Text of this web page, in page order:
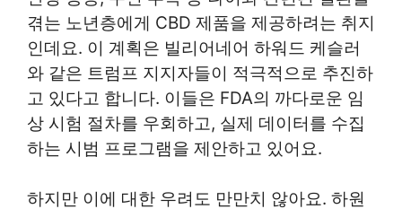
겪는 노년층에게 CBD 제품을 제공하려는 취지
인데요. 이 계획은 빌리어네어 하워드 케슬러
와 같은 트럼프 지지자들이 적극적으로 추진하
고 있다고 합니다. 이들은 FDA의 까다로운 임
상 시험 절차를 우회하고, 실제 데이터를 수집
하는 시범 프로그램을 제안하고 있어요.
하지만 이에 대한 우려도 만만치 않아요. 하원